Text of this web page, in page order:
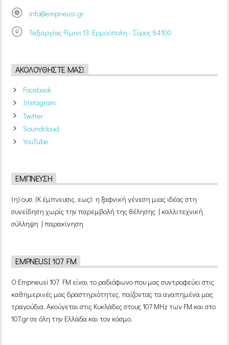
info@empneusi.gr
Ταξιαρχίας Ρίμινι 13, Ερμούπολη - Σύρος 84100
ΑΚΟΛΟΥΘΉΣΤΕ ΜΑΣ!
Facebook
Instagram
Twitter
Soundcloud
YouTube
ΈΜΠΝΕΥΣΗ
(η) ουσ. (Κ έμπνευσις, εως): η ξαφνική γένεση μιας ιδέας στη
συνείδηση χωρίς την παρεμβολή της θέλησης | καλλιτεχνική
σύλληψη | παρακίνηση
EMPNEUSI 107 FM
Ο Empneusi 107 FM είναι το ραδιόφωνο που μας συντροφεύει στις
καθημερινές μας δραστηριότητες, παίζοντας τα αγαπημένα μας
τραγούδια. Ακούγεται στις Κυκλάδες στους 107 MHz των FM και στο
107.gr σε όλη την Ελλάδα και τον κόσμο.